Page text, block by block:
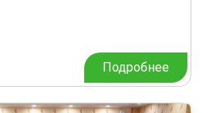
Подробнее